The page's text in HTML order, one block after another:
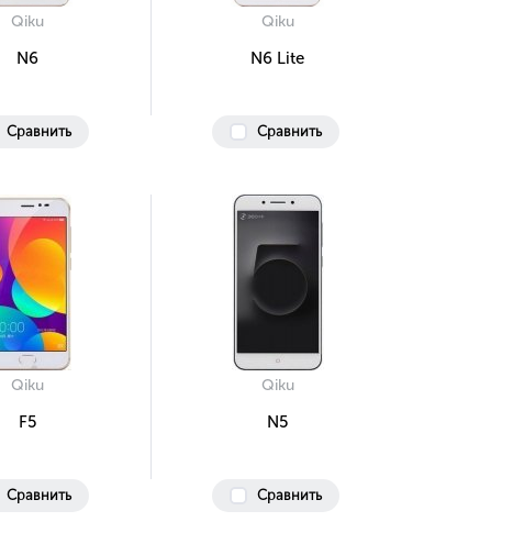
Qiku
N6
Сравнить
Qiku
N6 Lite
Сравнить
Qiku
F5
Сравнить
Qiku
N5
Сравнить